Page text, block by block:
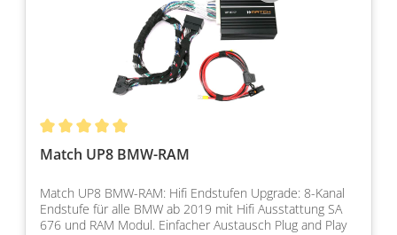
Match UP8 BMW-RAM
Match UP8 BMW-RAM: Hifi Endstufen Upgrade: 8-Kanal
Endstufe für alle BMW ab 2019 mit Hifi Ausstattung SA
676 und RAM Modul. Einfacher Austausch Plug and Play